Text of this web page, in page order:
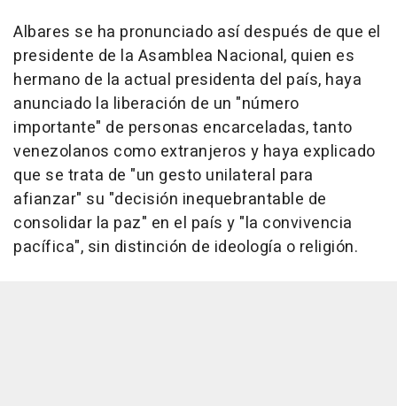
Albares se ha pronunciado así después de que el
presidente de la Asamblea Nacional, quien es
hermano de la actual presidenta del país, haya
anunciado la liberación de un "número
importante" de personas encarceladas, tanto
venezolanos como extranjeros y haya explicado
que se trata de "un gesto unilateral para
afianzar" su "decisión inequebrantable de
consolidar la paz" en el país y "la convivencia
pacífica", sin distinción de ideología o religión.